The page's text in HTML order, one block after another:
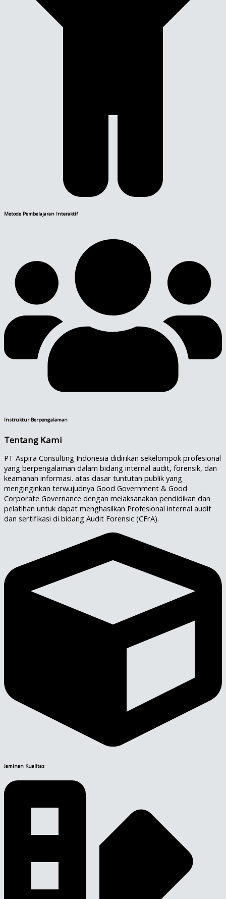
Metode Pembelajaran Interaktif
Instruktur Berpengalaman
Tentang Kami
PT Aspira Consulting Indonesia didirikan sekelompok profesional
yang berpengalaman dalam bidang internal audit, forensik, dan
keamanan informasi. atas dasar tuntutan publik yang
menginginkan terwujudnya Good Government & Good
Corporate Governance dengan melaksanakan pendidikan dan
pelatihan untuk dapat menghasilkan Profesional internal audit
dan sertifikasi di bidang Audit Forensic (CFrA).
Jaminan Kualitas